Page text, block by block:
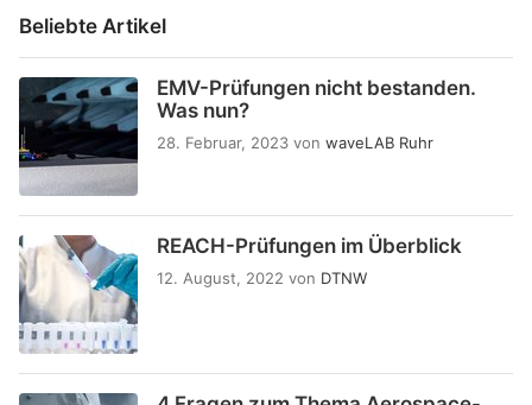
Beliebte Artikel
EMV-Prüfungen nicht bestanden.
Was nun?
28. Februar, 2023 von waveLAB Ruhr
REACH-Prüfungen im Überblick
12. August, 2022 von DTNW